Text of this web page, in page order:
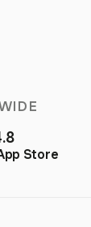
Store